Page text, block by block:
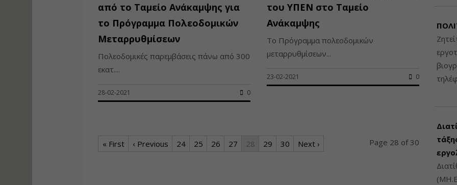
από το Ταμείο Ανάκαμψης για
το Πρόγραμμα Πολεοδομικών
Μεταρρυθμίσεων
Πολεοδομικές παρεμβάσεις πάνω από 300
εκατ....
28-02-2021 0
του ΥΠΕΝ στο Ταμείο
Ανάκαμψης
Το Πρόγραμμα πολεοδομικών
μεταρρυθμίσεων...
23-02-2021 0
« First ‹ Previous 24 25 26 27 28 29 30 Next › Page 28 of 30